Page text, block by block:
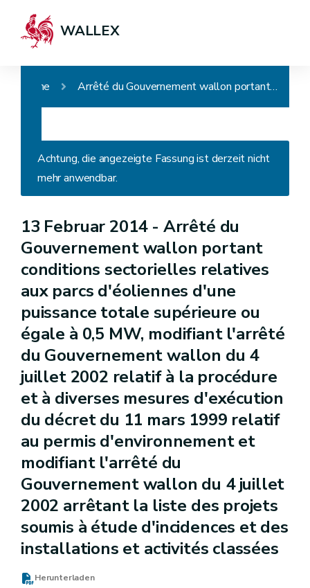
WALLEX
Home Arrêté du Gouvernement wallon portant conditions sectorielles relatives aux parcs d'éoliennes d'une puissance totale supérieure ou égale à 0,5 MW, modifiant l'arrêté du Gouvernement wallon du 4 juillet 2002 relatif à la procédure et à diverses mesures d'exécution du décret du 11 mars 1999 relatif au permis d'environnement et modifiant l'arrêté du Gouvernement wallon du 4 juillet 2002 arrêtant la liste des projets soumis à étude d'incidences et des installations et activités classées
Achtung, die angezeigte Fassung ist derzeit nicht
mehr anwendbar.
13 Februar 2014 - Arrêté du
Gouvernement wallon portant
conditions sectorielles relatives
aux parcs d'éoliennes d'une
puissance totale supérieure ou
égale à 0,5 MW, modifiant l'arrêté
du Gouvernement wallon du 4
juillet 2002 relatif à la procédure
et à diverses mesures d'exécution
du décret du 11 mars 1999 relatif
au permis d'environnement et
modifiant l'arrêté du
Gouvernement wallon du 4 juillet
2002 arrêtant la liste des projets
soumis à étude d'incidences et des
installations et activités classées
Herunterladen